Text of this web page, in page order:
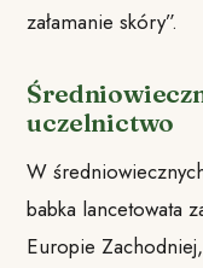
załamanie skóry”.
uczelnictwo
W
babka lancetowata
Europie